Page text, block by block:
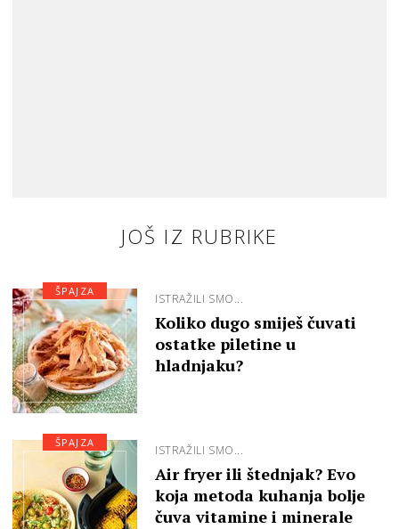
JOŠ IZ RUBRIKE
ISTRAŽILI SMO...
Koliko dugo smiješ čuvati
ostatke piletine u
hladnjaku?
ŠPAJZA
ISTRAŽILI SMO...
Air fryer ili štednjak? Evo
koja metoda kuhanja bolje
čuva vitamine i minerale
ŠPAJZA